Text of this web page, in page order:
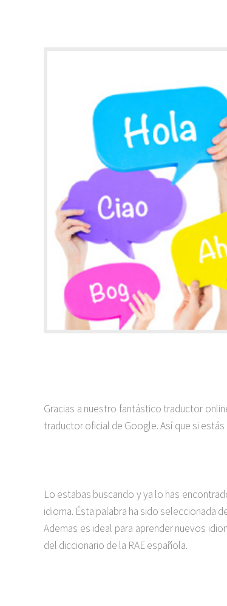
Gracias a nuestro fantástico traductor
traductor oficial de Google. Así que si
Lo estabas buscando y ya lo has
idioma. Ésta palabra ha sido seleccionada
Ademas es ideal para aprender nuevos
del diccionario de la RAE española.